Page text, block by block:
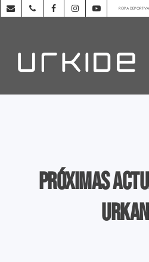
ROPA DEPORTIVA
Próximas